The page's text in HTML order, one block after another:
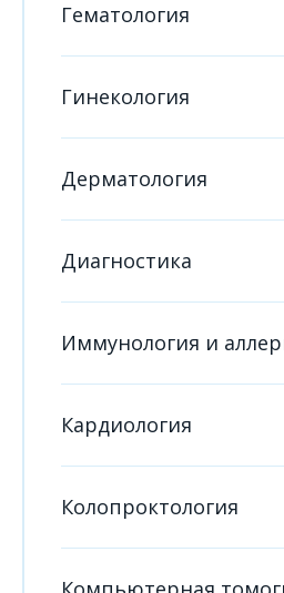
Гематология
Гинекология
Дерматология
Диагностика
Иммунология и
Кардиология
Колопроктология